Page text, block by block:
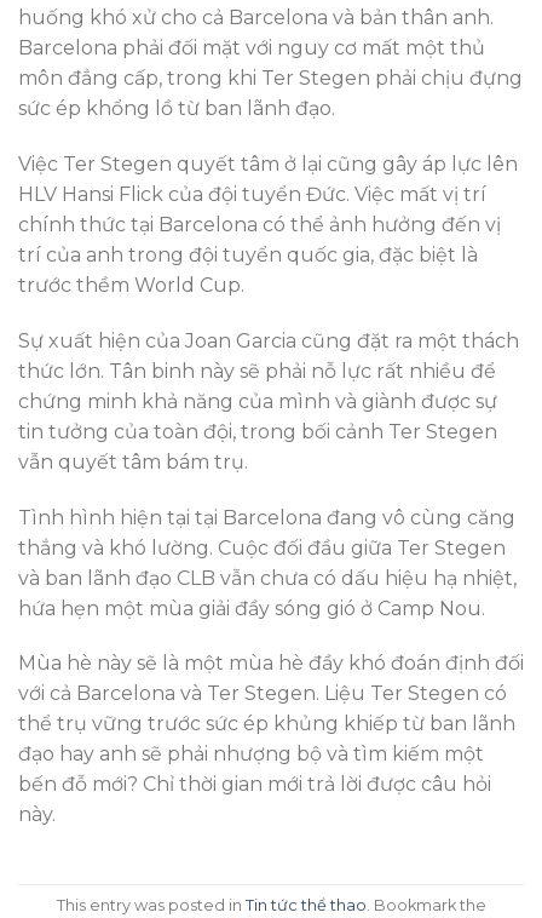
huống khó xử cho cả Barcelona và bản thân anh.
Barcelona phải đối mặt với nguy cơ mất một thủ
môn đẳng cấp, trong khi Ter Stegen phải chịu đựng
sức ép khổng lồ từ ban lãnh đạo.
Việc Ter Stegen quyết tâm ở lại cũng gây áp lực lên
HLV Hansi Flick của đội tuyển Đức. Việc mất vị trí
chính thức tại Barcelona có thể ảnh hưởng đến vị
trí của anh trong đội tuyển quốc gia, đặc biệt là
trước thềm World Cup.
Sự xuất hiện của Joan Garcia cũng đặt ra một thách
thức lớn. Tân binh này sẽ phải nỗ lực rất nhiều để
chứng minh khả năng của mình và giành được sự
tin tưởng của toàn đội, trong bối cảnh Ter Stegen
vẫn quyết tâm bám trụ.
Tình hình hiện tại tại Barcelona đang vô cùng căng
thẳng và khó lường. Cuộc đối đầu giữa Ter Stegen
và ban lãnh đạo CLB vẫn chưa có dấu hiệu hạ nhiệt,
hứa hẹn một mùa giải đầy sóng gió ở Camp Nou.
Mùa hè này sẽ là một mùa hè đầy khó đoán định đối
với cả Barcelona và Ter Stegen. Liệu Ter Stegen có
thể trụ vững trước sức ép khủng khiếp từ ban lãnh
đạo hay anh sẽ phải nhượng bộ và tìm kiếm một
bến đỗ mới? Chỉ thời gian mới trả lời được câu hỏi
này.
This entry was posted in Tin tức thể thao . Bookmark the